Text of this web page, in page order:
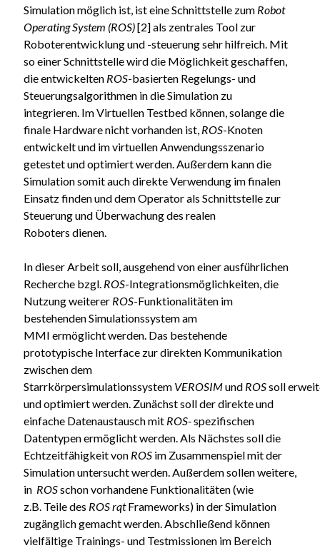
Simulation möglich ist, ist eine Schnittstelle zum Robot
Operating System (ROS)[2] als zentrales Tool zur
Roboterentwicklung und -steuerung sehr hilfreich. Mit
so einer Schnittstelle wird die Möglichkeit geschaffen,
die entwickelten ROS-basierten Regelungs- und
Steuerungsalgorithmen in die Simulation zu
integrieren. Im Virtuellen Testbed können, solange die
finale Hardware nicht vorhanden ist, ROS-Knoten
entwickelt und im virtuellen Anwendungsszenario
getestet und optimiert werden. Außerdem kann die
Simulation somit auch direkte Verwendung im finalen
Einsatz finden und dem Operator als Schnittstelle zur
Steuerung und Überwachung des realen
Roboters dienen.
In dieser Arbeit soll, ausgehend von einer ausführlichen
Recherche bzgl. ROS-Integrationsmöglichkeiten, die
Nutzung weiterer ROS-Funktionalitäten im
bestehenden Simulationssystem am
MMI ermöglicht werden. Das bestehende
prototypische Interface zur direkten Kommunikation
zwischen dem
Starrkörpersimulationssystem VEROSIMund ROSsoll
und optimiert werden. Zunächst soll der direkte und
einfache Datenaustausch mit ROS-spezifischen
Datentypen ermöglicht werden. Als Nächstes soll die
Echtzeitfähigkeit von ROSim Zusammenspiel mit der
Simulation untersucht werden. Außerdem sollen weitere,
in ROSschon vorhandene Funktionalitäten (wie
z.B. Teile des ROS rqtFrameworks) in der Simulation
zugänglich gemacht werden. Abschließend können
vielfältige Trainings- und Testmissionen im Bereich